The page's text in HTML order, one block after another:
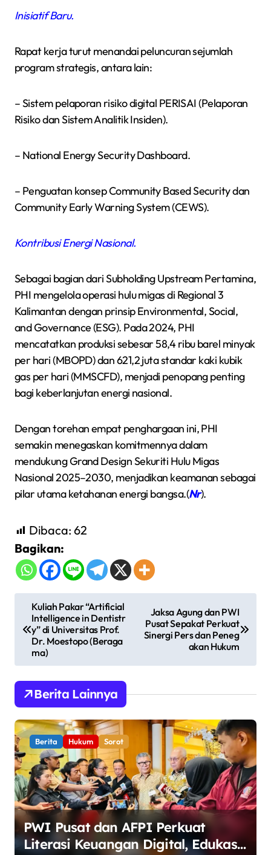
Inisiatif Baru.
Rapat kerja turut menandai peluncuran sejumlah
program strategis, antara lain:
– Sistem pelaporan risiko digital PERISAI (Pelaporan
Risiko dan Sistem Analitik Insiden).
– National Energy Security Dashboard.
– Penguatan konsep Community Based Security dan
Community Early Warning System (CEWS).
Kontribusi Energi Nasional.
Sebagai bagian dari Subholding Upstream Pertamina,
PHI mengelola operasi hulu migas di Regional 3
Kalimantan dengan prinsip Environmental, Social,
and Governance (ESG). Pada 2024, PHI
mencatatkan produksi sebesar 58,4 ribu barel minyak
per hari (MBOPD) dan 621,2 juta standar kaki kubik
gas per hari (MMSCFD), menjadi penopang penting
bagi keberlanjutan energi nasional.
Dengan torehan empat penghargaan ini, PHI
semakin menegaskan komitmennya dalam
mendukung Grand Design Sekuriti Hulu Migas
Nasional 2025–2030, menjadikan keamanan sebagai
pilar utama ketahanan energi bangsa.(Nr).
Dibaca: 62
Bagikan:
i
g
a
s
i
p
o
s
Kuliah Pakar “Artificial
Intelligence in Dentistr
y” di Universitas Prof.
Dr. Moestopo (Beraga
ma)
Jaksa Agung dan PWI
Pusat Sepakat Perkuat
Sinergi Pers dan Peneg
akan Hukum
Berita Lainnya
Berita Hukum Sorot
PWI Pusat dan AFPI Perkuat
Literasi Keuangan Digital, Edukasi